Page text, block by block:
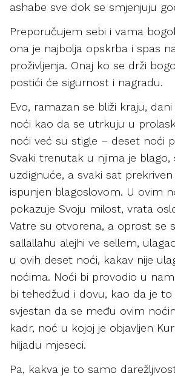
ashabe sve dok se smjenjuju
Preporučujem sebi i vama
ona je najbolja opskrba i spas
proživljenja. Onaj ko se drži
postići će sigurnost i nagradu.
Evo, ramazan se bliži kraju,
noći kao da se utrkuju u
noći već su stigle – deset noći
Svaki trenutak u njima je blago,
uzdignuće, a svaki sat
ispunjen blagoslovom. U ovim
pokazuje Svoju milost, vrata
Vatre su otvorena, a oprost se
sallallahu alejhi ve sellem,
u ovih deset noći, kakav nije
noćima. Noći bi provodio u
bi tehedžud i dovu, kao da je to
svjestan da se među ovim
kadr, noć u kojoj je objavljen
hiljadu mjeseci.
Pa, kakva je to samo